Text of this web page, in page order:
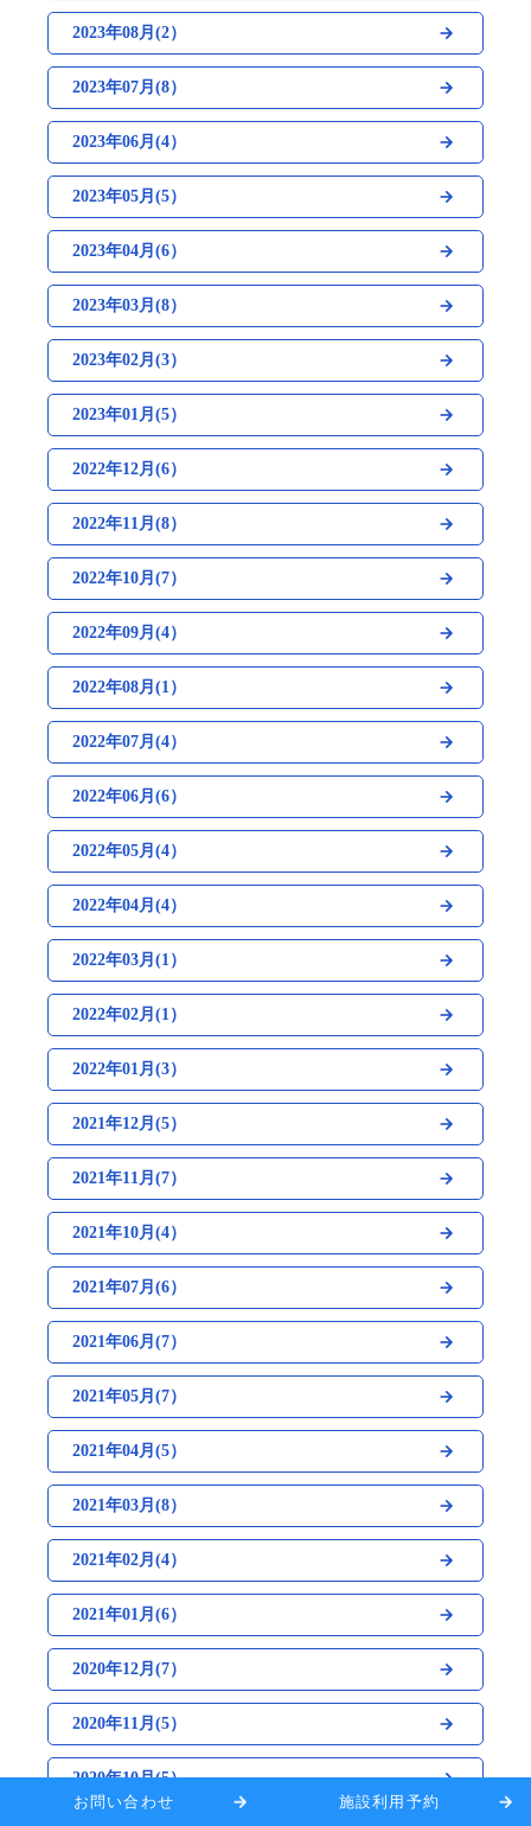
2023年08月(2）
2023年07月(8）
2023年06月(4）
2023年05月(5）
2023年04月(6）
2023年03月(8）
2023年02月(3）
2023年01月(5）
2022年12月(6）
2022年11月(8）
2022年10月(7）
2022年09月(4）
2022年08月(1）
2022年07月(4）
2022年06月(6）
2022年05月(4）
2022年04月(4）
2022年03月(1）
2022年02月(1）
2022年01月(3）
2021年12月(5）
2021年11月(7）
2021年10月(4）
2021年07月(6）
2021年06月(7）
2021年05月(7）
2021年04月(5）
2021年03月(8）
2021年02月(4）
2021年01月(6）
2020年12月(7）
2020年11月(5）
2020年10月(5）
お問い合わせ 施設利用予約